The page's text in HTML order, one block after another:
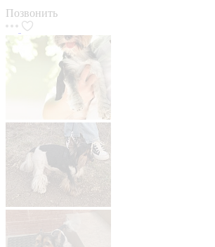
Позвонить